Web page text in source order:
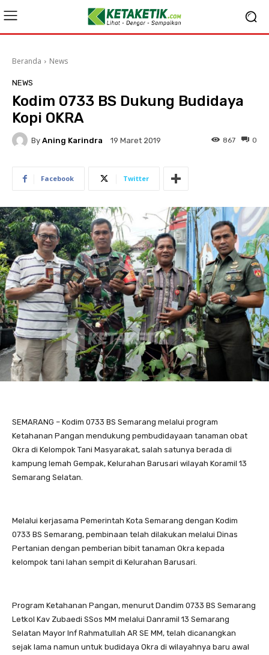
Beranda News
NEWS
Kodim 0733 BS Dukung Budidaya
Kopi OKRA
By Aning Karindra 19 Maret 2019 0
867
Facebook Twitter
SEMARANG – Kodim 0733 BS Semarang melalui program
Ketahanan Pangan mendukung pembudidayaan tanaman obat
Okra di Kelompok Tani Masyarakat, salah satunya berada di
kampung lemah Gempak, Kelurahan Barusari wilayah Koramil 13
Semarang Selatan.
Melalui kerjasama Pemerintah Kota Semarang dengan Kodim
0733 BS Semarang, pembinaan telah dilakukan melalui Dinas
Pertanian dengan pemberian bibit tanaman Okra kepada
kelompok tani lahan sempit di Kelurahan Barusari.
Program Ketahanan Pangan, menurut Dandim 0733 BS Semarang
Letkol Kav Zubaedi SSos MM melalui Danramil 13 Semarang
Selatan Mayor Inf Rahmatullah AR SE MM, telah dicanangkan
sejak lama namun untuk budidaya Okra di wilayahnya baru awal